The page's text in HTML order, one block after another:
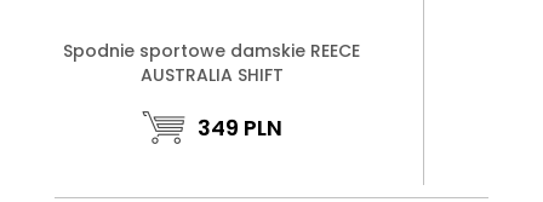
Spodnie sportowe damskie REECE
AUSTRALIA SHIFT
349 PLN